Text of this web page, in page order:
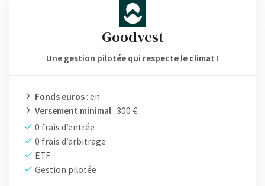
Goodvest
Une gestion pilotée qui respecte le climat !
Fonds euros : en
Versement minimal : 300 €
0 frais d’entrée
0 frais d’arbitrage
ETF
Gestion pilotée